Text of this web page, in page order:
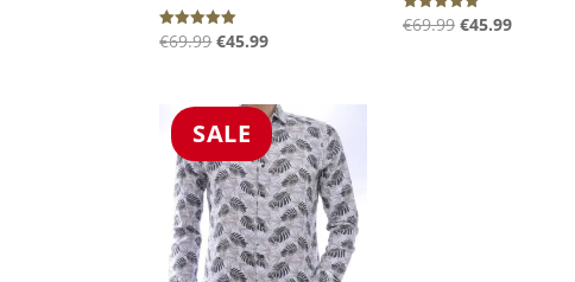
Gewaardeerd
5.00
€69.99Oorspronkelijke
€69.99.
€45.99Huidige
€45.99.
Gewaardeerd
5.00
€69.99 Oorspronkelijke
€45.99Huidige
SALE